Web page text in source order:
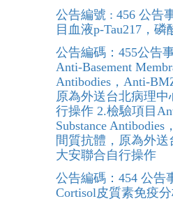
公告編號 : 456 公告
目血液p-Tau217，磷
公告編碼：455公告
Anti-Basement
Antibodies，Anti-
原為外送台北病理中
行操作 2.檢驗項目
Substance
間質抗體，原為外
大安聯合自行操作
公告編碼：454 公告
Cortisol皮質素免疫